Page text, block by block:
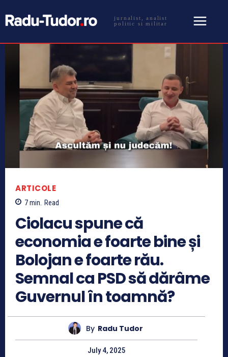
jurnalist, analist
politic si militar
ARTICOLE
7min. Read
Ciolacu spune că
economia e foarte bine și
Bolojan e foarte rău.
Semnal ca PSD să dărâme
Guvernul în toamnă?
By Radu Tudor
July 4, 2025